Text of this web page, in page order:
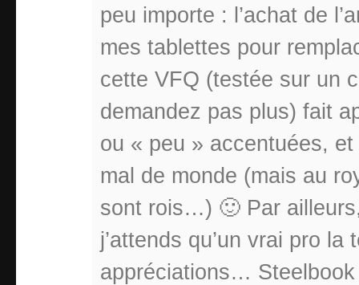
peu importe : l’achat de
mes tablettes pour
cette VFQ (testée sur un
demandez pas plus) fait
ou « peu » accentuées,
mal de monde (mais au
sont rois…) 🙂 Par
j’attends qu’un vrai pro
appréciations…